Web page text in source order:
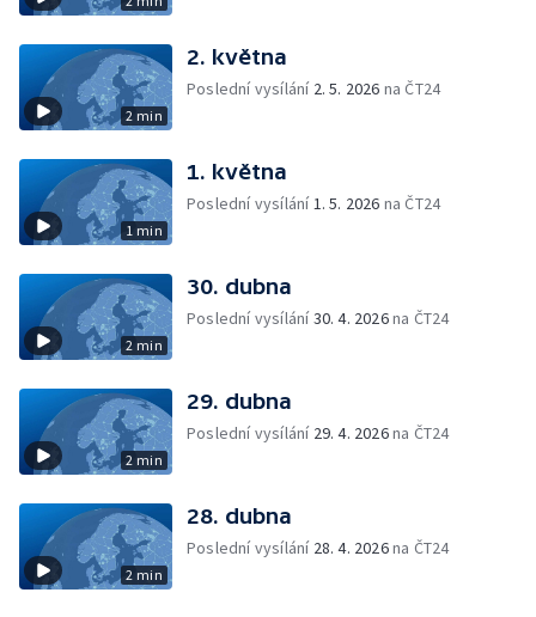
2 min
2. května
Poslední vysílání 2. 5. 2026 na ČT24
1 min
1. května
Poslední vysílání1. 5. 2026 na ČT24
2 min
30. dubna
Poslední vysílání30. 4. 2026na ČT24
2 min
29. dubna
Poslední vysílání 29. 4. 2026na ČT24
2 min
28. dubna
Poslední vysílání 28. 4. 2026na ČT24